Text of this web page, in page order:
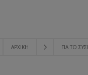
ΑΡΧΙΚΉ ΓΙΑ ΤΟ